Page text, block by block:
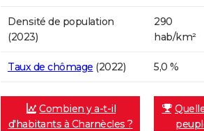
Densité de population
(2023)
290
hab/km²
Taux de chômage (2022) 5,0 %
Combien y a-t-il
d'habitants à Charnècles ?